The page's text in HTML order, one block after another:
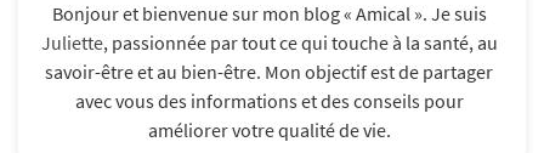
Bonjour et bienvenue sur mon blog « Amical ». Je suis
Juliette, passionnée par tout ce qui touche à la santé, au
savoir-être et au bien-être. Mon objectif est de partager
avec vous des informations et des conseils pour
améliorer votre qualité de vie.​